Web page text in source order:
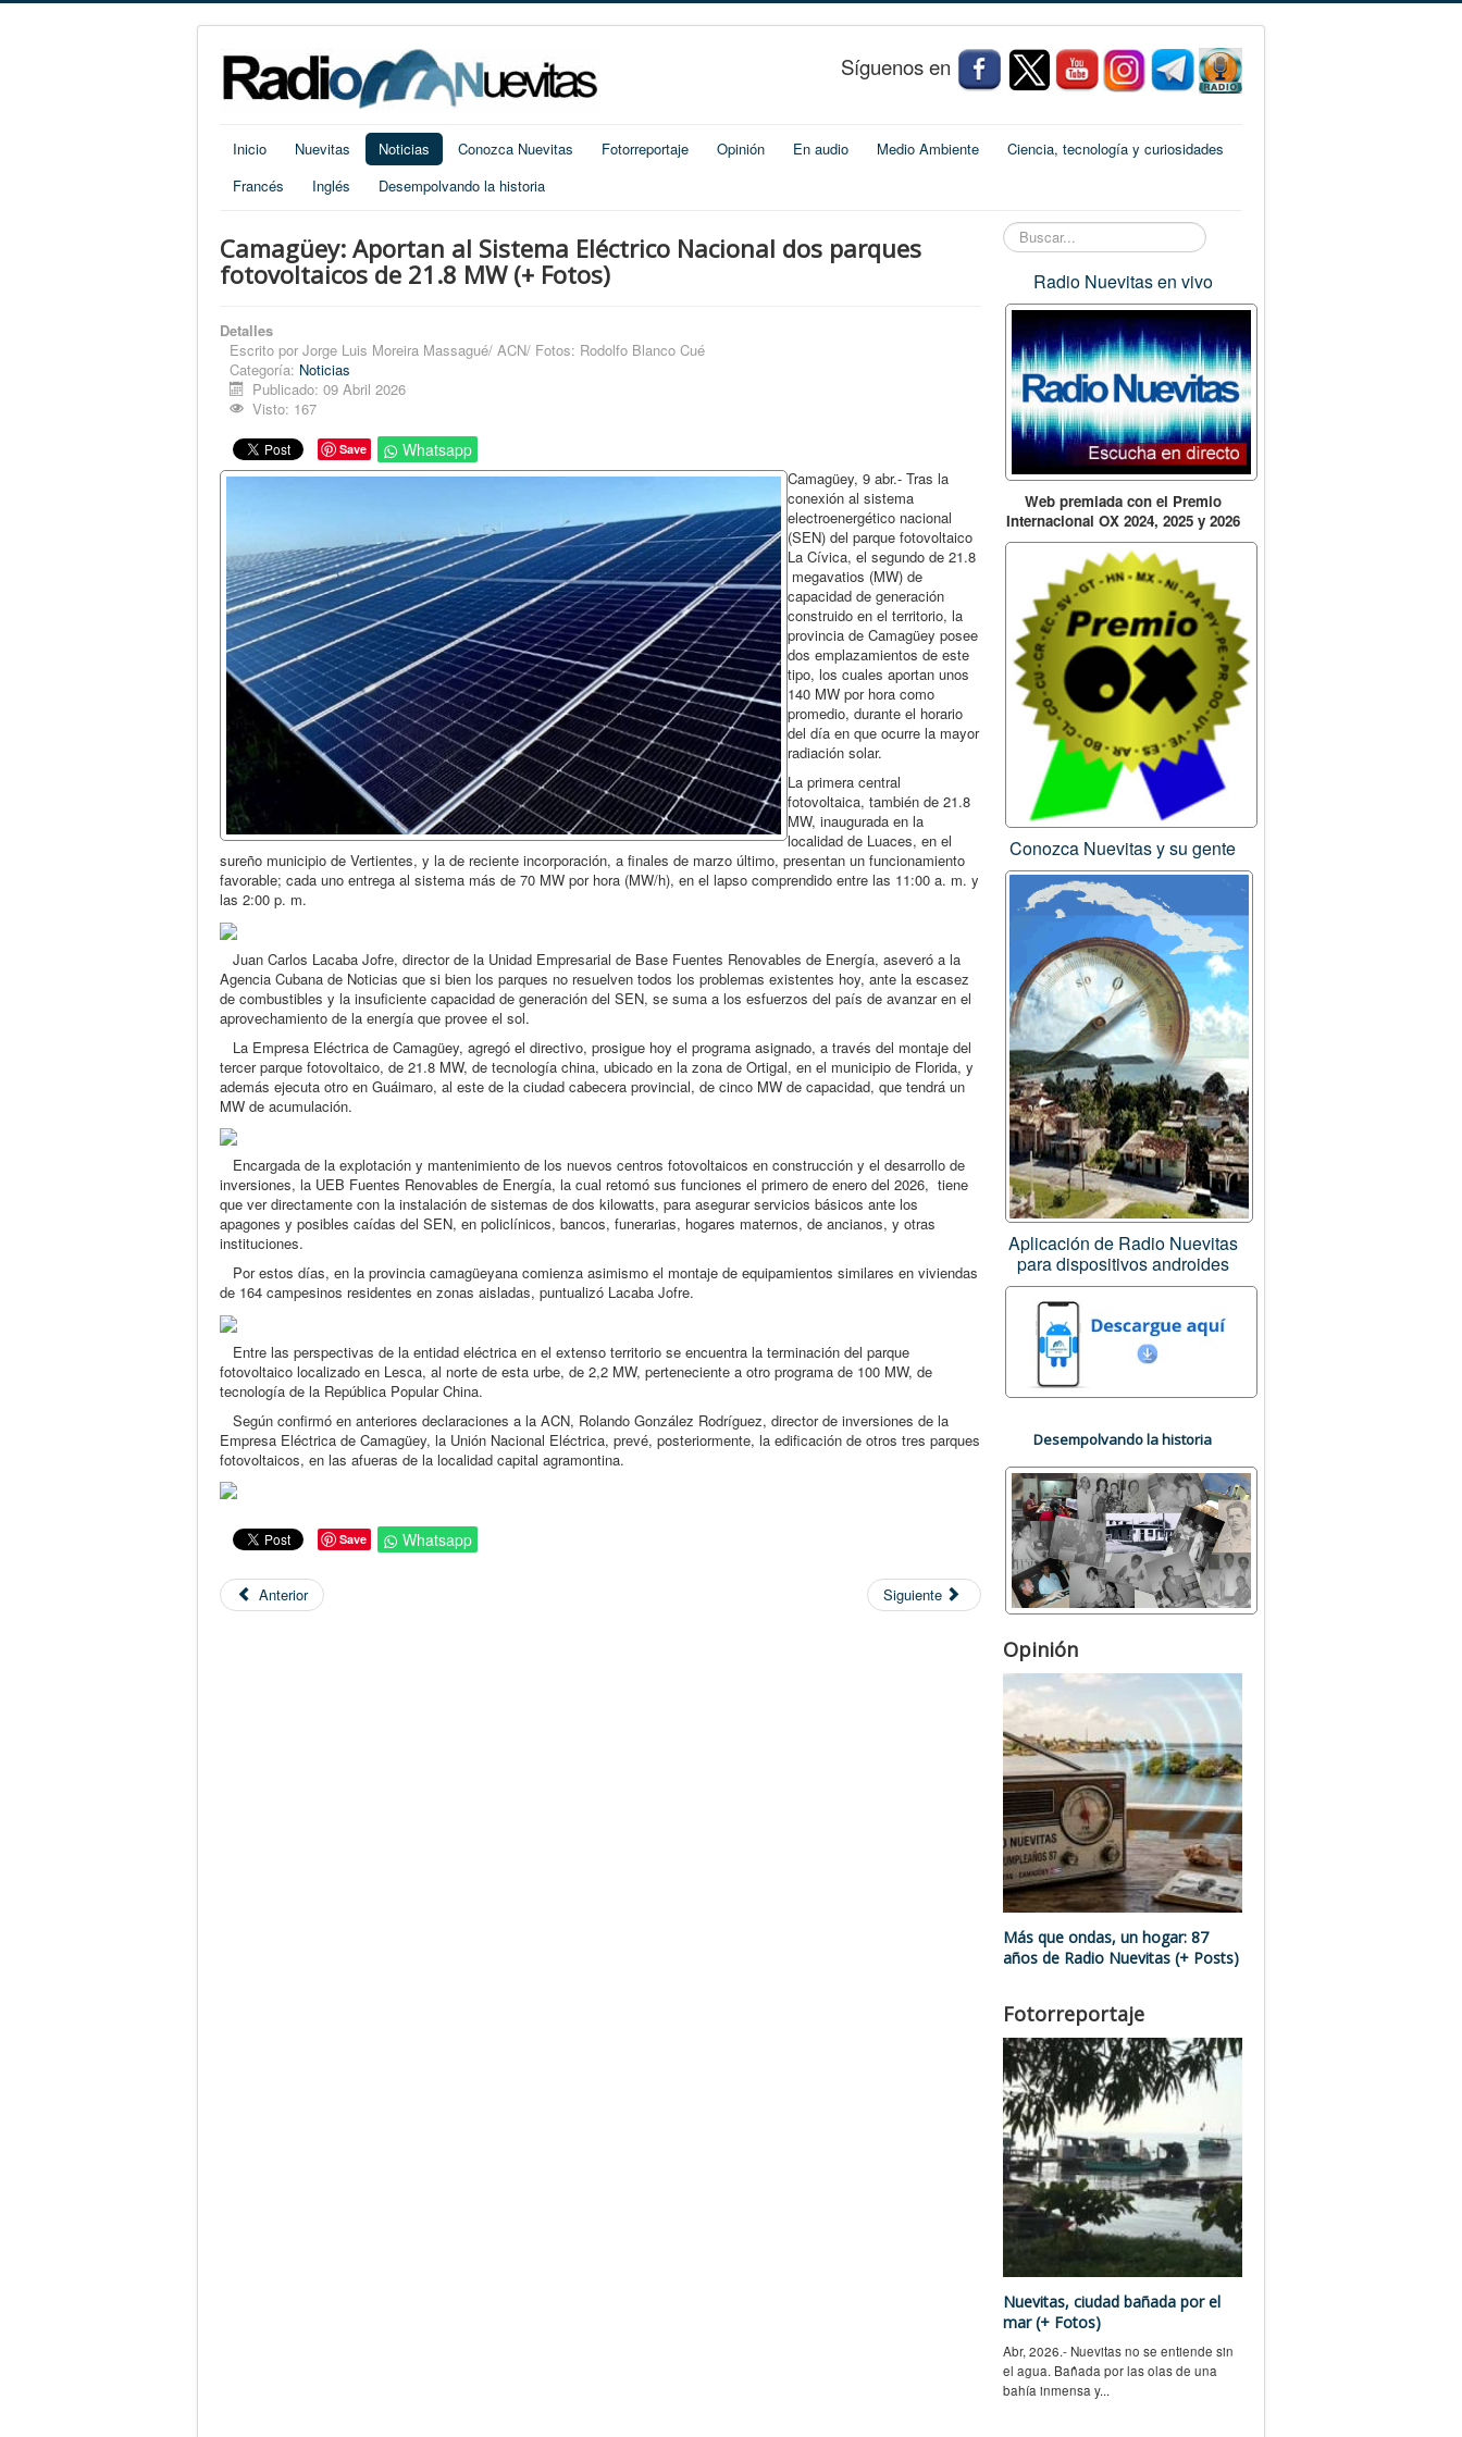
Síguenos en
Inicio Nuevitas Noticias Conozca Nuevitas Fotorreportaje Opinión En audio Medio Ambiente
Ciencia, tecnología y curiosidades
Francés
Inglés Desempolvando la historia
Camagüey: Aportan al Sistema Eléctrico Nacional dos parques
fotovoltaicos de 21.8 MW (+ Fotos)
Detalles
Escrito por Jorge Luis Moreira Massagué/ ACN/ Fotos: Rodolfo Blanco Cué
Categoría: Noticias
Publicado: 09 Abril 2026
Visto: 167
Save Whatsapp
Camagüey, 9 abr.- Tras la
conexión al sistema
electroenergético nacional
(SEN) del parque fotovoltaico
La Cívica, el segundo de 21.8
megavatios (MW) de
capacidad de generación
construido en el territorio, la
provincia de Camagüey posee
dos emplazamientos de este
tipo, los cuales aportan unos
140 MW por hora como
promedio, durante el horario
del día en que ocurre la mayor
radiación solar.
La primera central
fotovoltaica, también de 21.8
MW, inaugurada en la
localidad de Luaces, en el
sureño municipio de Vertientes, y la de reciente incorporación, a finales de marzo último, presentan un funcionamiento
favorable; cada uno entrega al sistema más de 70 MW por hora (MW/h), en el lapso comprendido entre las 11:00 a. m. y
las 2:00 p. m.
Juan Carlos Lacaba Jofre, director de la Unidad Empresarial de Base Fuentes Renovables de Energía, aseveró a la
Agencia Cubana de Noticias que si bien los parques no resuelven todos los problemas existentes hoy, ante la escasez
de combustibles y la insuficiente capacidad de generación del SEN, se suma a los esfuerzos del país de avanzar en el
aprovechamiento de la energía que provee el sol.
La Empresa Eléctrica de Camagüey, agregó el directivo, prosigue hoy el programa asignado, a través del montaje del
tercer parque fotovoltaico, de 21.8 MW, de tecnología china, ubicado en la zona de Ortigal, en el municipio de Florida, y
además ejecuta otro en Guáimaro, al este de la ciudad cabecera provincial, de cinco MW de capacidad, que tendrá un
MW de acumulación.
Encargada de la explotación y mantenimiento de los nuevos centros fotovoltaicos en construcción y el desarrollo de
inversiones, la UEB Fuentes Renovables de Energía, la cual retomó sus funciones el primero de enero del 2026, tiene
que ver directamente con la instalación de sistemas de dos kilowatts, para asegurar servicios básicos ante los
apagones y posibles caídas del SEN, en policlínicos, bancos, funerarias, hogares maternos, de ancianos, y otras
instituciones.
Por estos días, en la provincia camagüeyana comienza asimismo el montaje de equipamientos similares en viviendas
de 164 campesinos residentes en zonas aisladas, puntualizó Lacaba Jofre.
Entre las perspectivas de la entidad eléctrica en el extenso territorio se encuentra la terminación del parque
fotovoltaico localizado en Lesca, al norte de esta urbe, de 2,2 MW, perteneciente a otro programa de 100 MW, de
tecnología de la República Popular China.
Según confirmó en anteriores declaraciones a la ACN, Rolando González Rodríguez, director de inversiones de la
Empresa Eléctrica de Camagüey, la Unión Nacional Eléctrica, prevé, posteriormente, la edificación de otros tres parques
fotovoltaicos, en las afueras de la localidad capital agramontina.
Save Whatsapp
Anterior Siguiente
Buscar...
Radio Nuevitas en vivo
Web premiada con el Premio
Internacional OX 2024, 2025 y 2026
Conozca Nuevitas y su gente
Aplicación de Radio Nuevitas
para dispositivos androides
Desempolvando la historia
Opinión
Más que ondas, un hogar: 87
años de Radio Nuevitas (+ Posts)
Fotorreportaje
Nuevitas, ciudad bañada por el
mar (+ Fotos)
Abr, 2026.- Nuevitas no se entiende sin
el agua. Bañada por las olas de una
bahía inmensa y...